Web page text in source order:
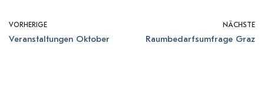
VORHERIGE
Veranstaltungen Oktober
NÄCHSTE
Raumbedarfsumfrage Graz